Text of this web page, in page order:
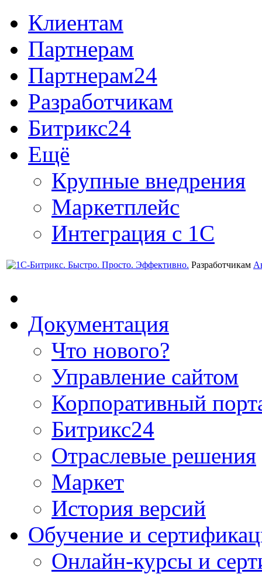
Клиентам
Партнерам
Партнерам24
Разработчикам
Битрикс24
Ещё
Крупные внедрения
Маркетплейс
Интеграция с 1С
Разработчикам
Документация
Что нового?
Управление сайтом
Корпоративный
Битрикс24
Отраслевые решения
Маркет
История версий
Обучение и
Онлайн-курсы и